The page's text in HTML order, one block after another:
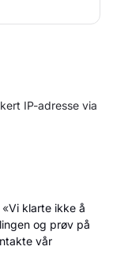
IP-adresse via
«Vi klarte ikke å
og prøv på
vår